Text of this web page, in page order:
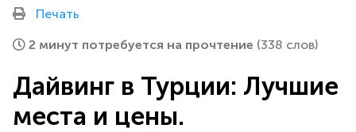
Печать
2 минут потребуется на прочтение (338 слов)
Дайвинг в Турции: Лучшие
места и цены.